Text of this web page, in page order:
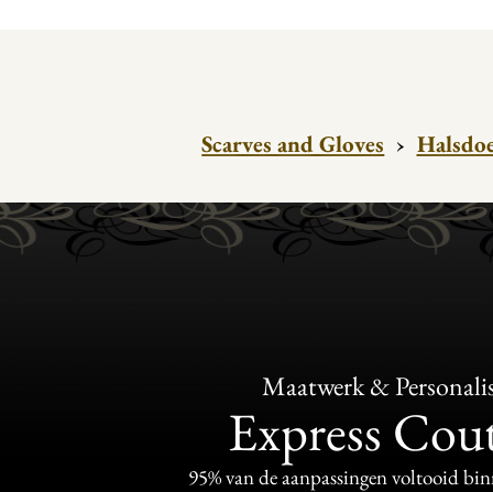
Scarves and Gloves ›
Maatwerk &
Express
95% van de aanpassingen voltooid